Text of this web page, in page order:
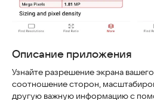
Описание приложения
Узнайте разрешение экрана
соотношение сторон,
другую важную информацию с